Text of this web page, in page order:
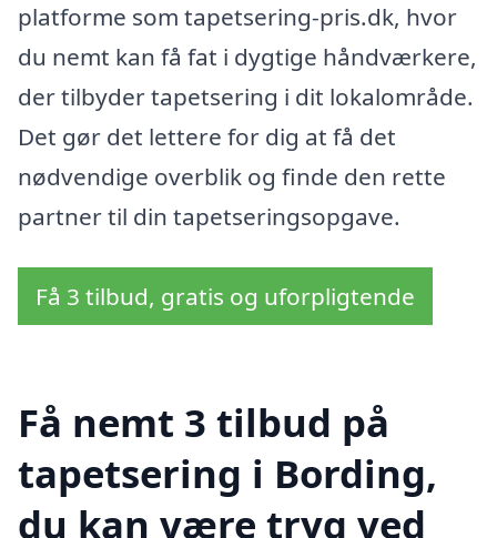
platforme som tapetsering-pris.dk, hvor
du nemt kan få fat i dygtige håndværkere,
der tilbyder tapetsering i dit lokalområde.
Det gør det lettere for dig at få det
nødvendige overblik og finde den rette
partner til din tapetseringsopgave.
Få 3 tilbud, gratis og uforpligtende
Få nemt 3 tilbud på
tapetsering i Bording,
du kan være tryg ved